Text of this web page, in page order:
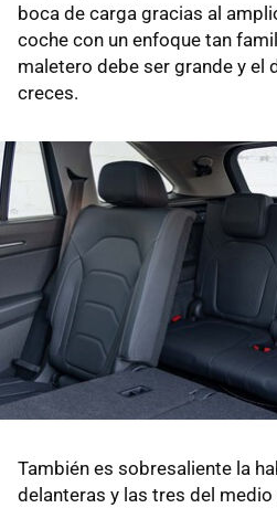
boca de carga gracias al
coche con un enfoque tan
maletero debe ser grande y el
creces.
También es sobresaliente la
delanteras y las tres del